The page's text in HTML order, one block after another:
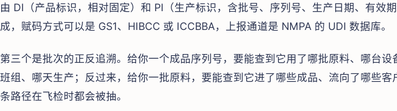
由 DI（产品标识，相对固定）和 PI（生产标识，含批号、序列号、生产日期、有效
成，赋码方式可以是 GS1、HIBCC 或 ICCBBA，上报通道是 NMPA 的 UDI 数据库。
第三个是批次的正反追溯。给你一个成品序列号，要能查到它用了哪批原料、哪台设
班组、哪天生产；反过来，给你一批原料，要能查到它进了哪些成品、流向了哪些客
条路径在飞检时都会被抽。